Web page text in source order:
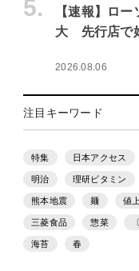
5.
【速報】ロ
大 先行店で
2026.08.06
注目キーワード
特集 日本アクセス
明治 理研ビタミン
熊本地震 麺 値
三菱食品 惣菜
海苔 春